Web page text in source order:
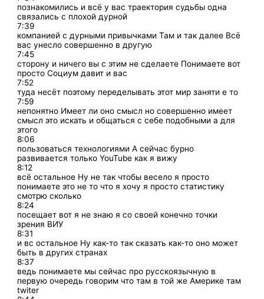
познакомились и всё у вас траектория судьбы одна
связались с плохой дурной
7:39
компанией с дурными привычками Там и так далее Всё
вас унесло совершенно в другую
7:45
сторону и ничего вы с этим не сделаете Понимаете вот
просто Социум давит и вас
7:52
туда несёт поэтому переделывать этот мир заняти е то
7:59
непонятно Имеет ли оно смысл но совершенно имеет
смысл это искать и общаться с себе подобными а для
этого
8:06
пользоваться технологиями А сейчас бурно
развивается только YouTube как я вижу
8:12
всё остальное Ну не так чтобы весело я просто
понимаете это не то что я хочу я просто статистику
смотрю сколько
8:24
посещает вот я не знаю я со своей конечно точки
зрения ВИУ
8:31
и вс остальное Ну как-то так сказать как-то оно может
быть в других странах
8:37
ведь понимаете мы сейчас про русскоязычную в
первую очередь говорим что там в той же Америке там
twiter